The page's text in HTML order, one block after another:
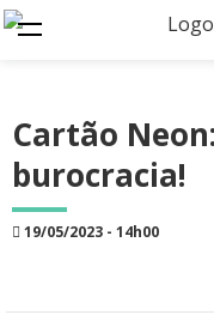
Cartão
burocracia!
19/05/2023 - 14h00